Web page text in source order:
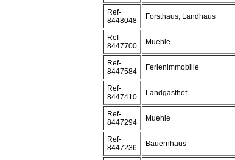
Ref-
8448048
Forsthaus, Landhaus
Ref-
8447700
Muehle
Ref-
8447584
Ferienimmobilie
Ref-
8447410
Landgasthof
Ref-
8447294
Muehle
Ref-
8447236
Bauernhaus